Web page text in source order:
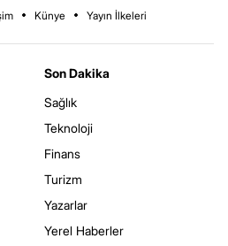
Künye Yayın İlkeleri
Son Dakika
Sağlık
Teknoloji
Finans
Turizm
Yazarlar
Yerel Haberler